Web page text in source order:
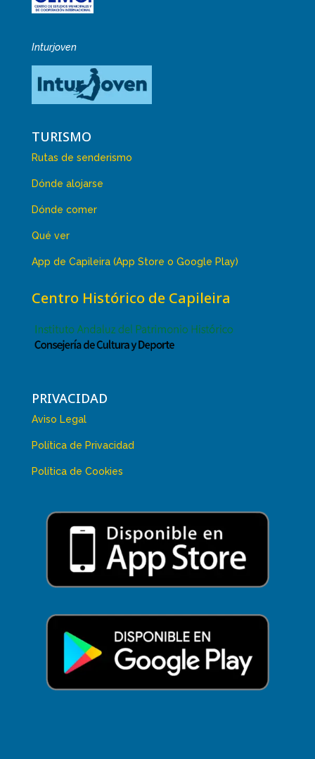
Inturjoven
TURISMO
Rutas de senderismo
Dónde alojarse
Dónde comer
Qué ver
App de Capileira (App Store o Google Play)
Centro Histórico de Capileira
PRIVACIDAD
Aviso Legal
Política de Privacidad
Política de Cookies